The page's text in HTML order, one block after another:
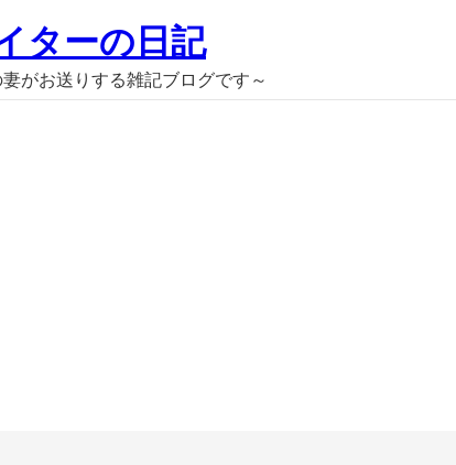
ターの日記
がお送りする雑記ブログです～